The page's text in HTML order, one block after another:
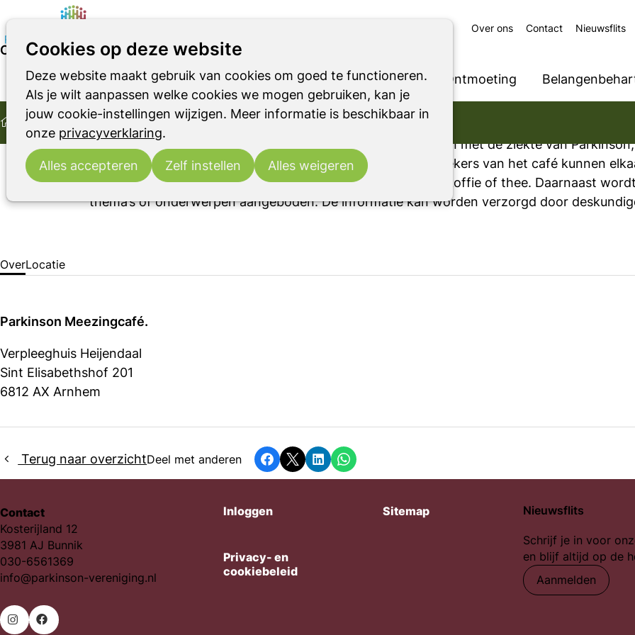
Cookies op deze website
Deze website maakt gebruik van cookies om goed te functioneren.
Als je wilt aanpassen welke cookies we mogen gebruiken, kan je
jouw cookie-instellingen wijzigen. Meer informatie is beschikbaar in
onze privacyverklaring.
Alles accepteren Zelf instellen Alles weigeren
Home
Parkinson Parkinsonismen RBD Ondersteuning Ontmoeting
Over ons Contact Nieuwsflits
Ontmoeting Parkinson Cafés Over Parkinson Meezingcafé
Over Parkinson Meezingcafé
di
15
dec
2026
14:00 - 16:00 Parkinson Café Arnhem
Parkinson Meezingcafé
Parkinson Café Arnhem is een ontmoetingsplek voor mensen met de ziekte van
familieleden, vrienden en andere belangstellenden. De bezoekers van het café kunnen
open en gemoedelijke sfeer onder het genot van een kopje koffie of thee. Daarnaast
thema’s of onderwerpen aangeboden. De informatie kan worden verzorgd door
OverLocatie
Parkinson Meezingcafé.
Verpleeghuis Heijendaal
Sint Elisabethshof 201
6812 AX Arnhem
Deel met anderen Facebook
X LinkedInWhatsapp
Terug naar overzicht
Contact
Kosterijland 12
3981 AJ Bunnik
030-6561369
info@parkinson-vereniging.nl
Inloggen Sitemap
Privacy- en
cookiebeleid
Nieuwsflits
Schrijf je in voor
en blijf altijd op de
Aanmelden